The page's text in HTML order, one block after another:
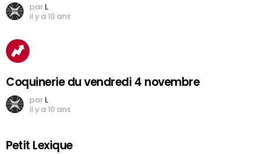
parL
il y a 10 ans
Coquinerie du vendredi 4 novembre
parL
il y a 10 ans
Petit Lexique